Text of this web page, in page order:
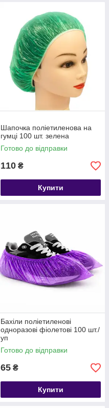
Шапочка поліетиленова на
гумці 100 шт. зелена
Готово до відправки
110 ₴
Купити
Бахіли поліетиленові
одноразові фіолетові 100 шт./
уп
Готово до відправки
65 ₴
Купити